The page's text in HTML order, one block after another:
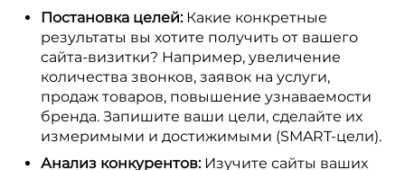
Постановка целей:Какие конкретные
результаты вы хотите получить от вашего
сайта-визитки? Например, увеличение
количества звонков, заявок на услуги,
продаж товаров, повышение узнаваемости
бренда. Запишите ваши цели, сделайте их
измеримыми и достижимыми (SMART-цели).
Анализ конкурентов:Изучите сайты ваших